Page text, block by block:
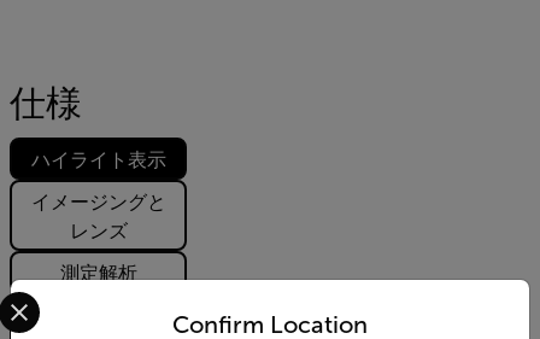
仕様
ハイライト表示
イメージングと
レンズ
測定解析
通信とデータ保
Confirm Location
Select your preferred country and language from the